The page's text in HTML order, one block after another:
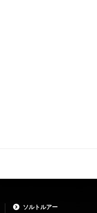
ソルトルアー